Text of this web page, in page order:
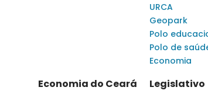
URCA
Geopark
Polo
Polo de
Economia
Economia do Ceará Legislativo